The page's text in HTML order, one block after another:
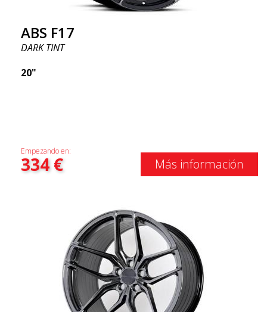
ABS F17
DARK TINT
20"
Empezando en:
334€ Más información